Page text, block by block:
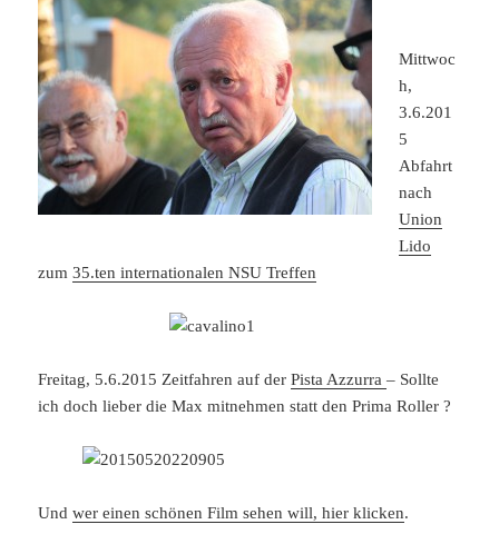
Mittwoc
h,
3.6.201
5
Abfahrt
nach
Union
Lido
zum35.ten internationalen NSU Treffen
Freitag, 5.6.2015 Zeitfahren auf derPista Azzurra– Sollte
ich doch lieber die Max mitnehmen statt den Prima Roller ?
Undwer einen schönen Film sehen will, hier klicken.